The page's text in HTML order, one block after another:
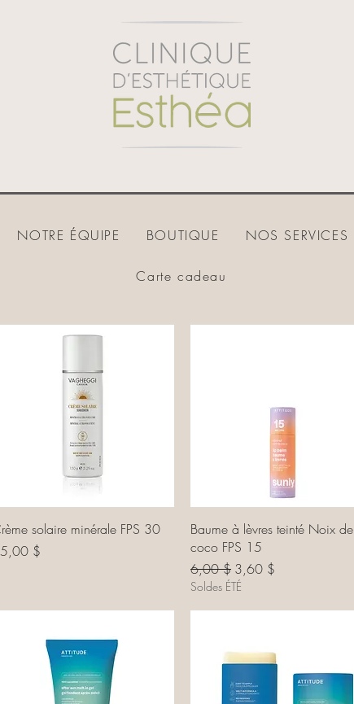
NOTRE ÉQUIPE BOUTIQUE NOS SERVICES
Carte cadeau
Aperçu rapide
solaire minérale FPS 30
$
Aperçu rapide
Baume à lèvres teinté Noix de
coco FPS 15
Prix original
6,00 $ Prix promotionnel
3,60 $
Soldes ÉTÉ